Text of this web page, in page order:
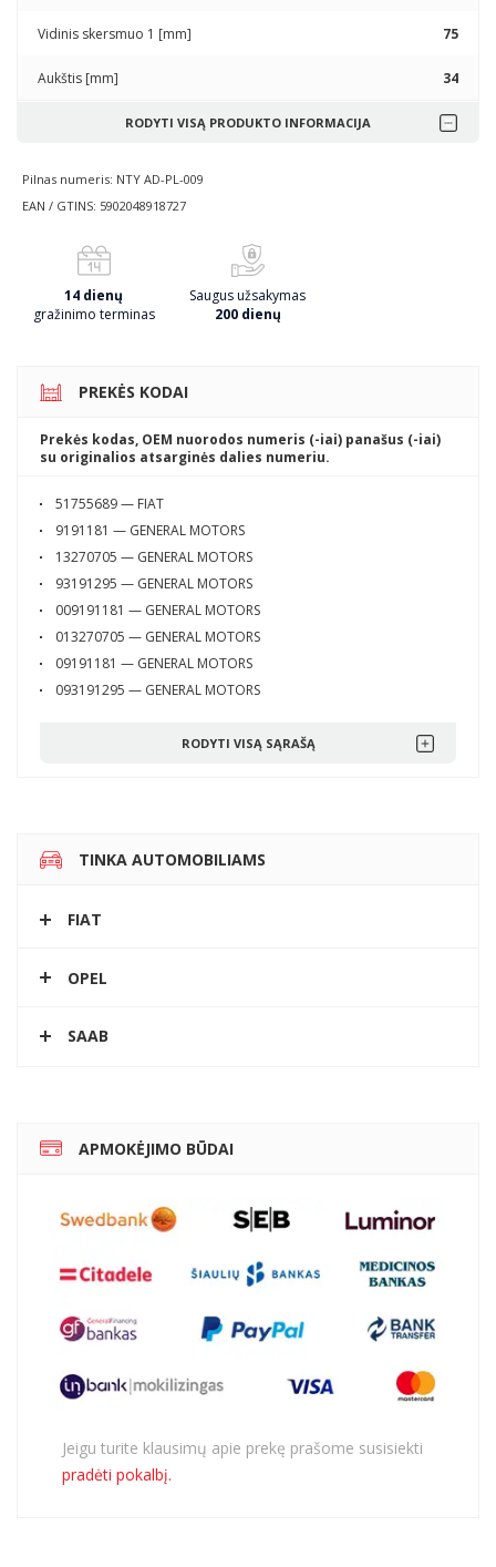
Vidinis skersmuo 1 [mm] 75
Aukštis [mm] 34
RODYTI VISĄ PRODUKTO INFORMACIJA
Pilnas numeris: NTY AD-PL-009
EAN / GTINS: 5902048918727
14 dienų
gražinimo terminas
Saugus užsakymas
200 dienų
PREKĖS KODAI
Prekės kodas, OEM nuorodos numeris (-iai) panašus (-iai)
su originalios atsarginės dalies numeriu.
51755689 — FIAT
9191181 — GENERAL MOTORS
13270705 — GENERAL MOTORS
93191295 — GENERAL MOTORS
009191181 — GENERAL MOTORS
013270705 — GENERAL MOTORS
09191181 — GENERAL MOTORS
093191295 — GENERAL MOTORS
RODYTI VISĄ SĄRAŠĄ
TINKA AUTOMOBILIAMS
FIAT
OPEL
SAAB
APMOKĖJIMO BŪDAI
Jeigu turite klausimų apie prekę prašome susisiekti
pradėti pokalbį.